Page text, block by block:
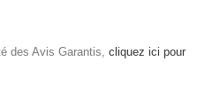
des Avis Garantis, cliquez ici pour